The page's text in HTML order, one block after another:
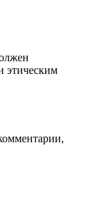
этическим